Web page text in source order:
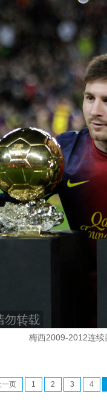
梅西2009-2012连续
一页 1 2 3 4